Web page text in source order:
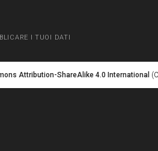
I TUOI DATI
Attribution-ShareAlike 4.0 International